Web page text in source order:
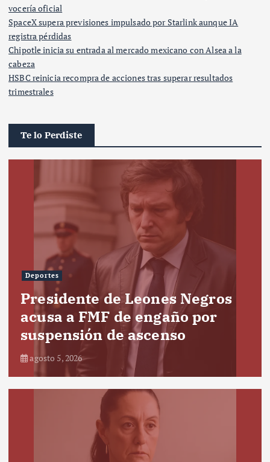
vocería oficial
SpaceX supera previsiones impulsado por Starlink aunque IA
registra pérdidas
Chipotle inicia su entrada al mercado mexicano con Alsea a la
cabeza
HSBC reinicia recompra de acciones tras superar resultados
trimestrales
Te lo Perdiste
Deportes
Presidente de Leones Negros
acusa a FMF de engaño por
suspensión de ascenso
agosto 5, 2026